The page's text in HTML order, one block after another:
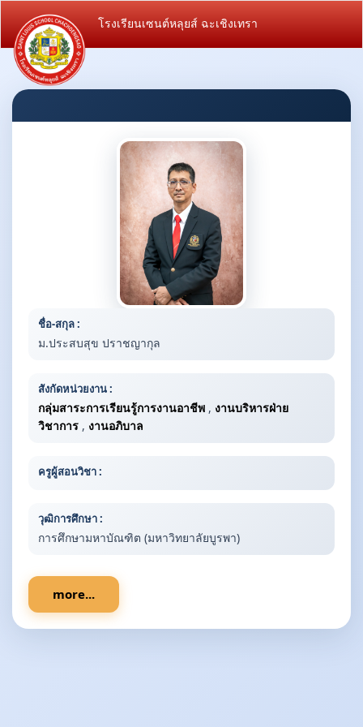
โรงเรียนเซนต์หลุยส์ ฉะเชิงเทรา
ชื่อ-สกุล :
ม.ประสบสุข ปราชญากุล
สังกัดหน่วยงาน :
กลุ่มสาระการเรียนรู้การงานอาชีพ , งานบริหารฝ่าย
วิชาการ , งานอภิบาล
ครูผู้สอนวิชา :
วุฒิการศึกษา :
การศึกษามหาบัณฑิต (มหาวิทยาลัยบูรพา)
more...